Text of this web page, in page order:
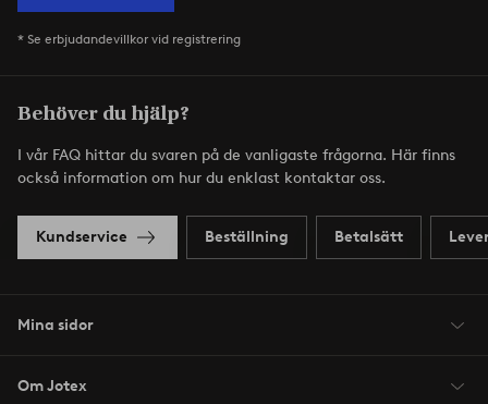
* Se erbjudandevillkor vid registrering
Behöver du hjälp?
I vår FAQ hittar du svaren på de vanligaste frågorna. Här finns
också information om hur du enklast kontaktar oss.
Kundservice Beställning Betalsätt
Mina sidor
Om Jotex